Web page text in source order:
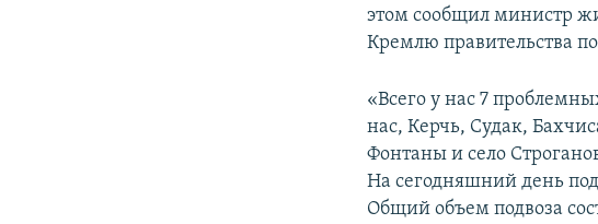
этом сообщил министр
Кремлю правительства
«Всего у нас 7
нас, Керчь, Судак,
Фонтаны и село
На сегодняшний день
Общий объем подвоза